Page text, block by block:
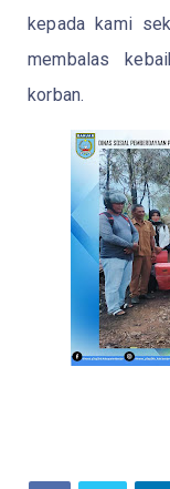
kepada kami
membalas
korban.